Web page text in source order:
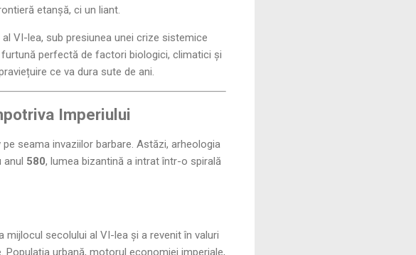
etanșă, ci un liant.
VI-lea, sub presiunea unei crize sistemice
perfectă de factori biologici, climatici și
ce va dura sute de ani.
Imperiului
seama invaziilor barbare. Astăzi, arheologia
anul 580, lumea bizantină a intrat într-o spirală
secolului al VI-lea și a revenit în valuri
urbană, motorul economiei imperiale,